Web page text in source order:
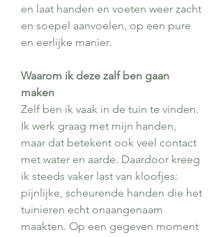
en laat handen en voeten weer zacht
en soepel aanvoelen, op een pure
en eerlijke manier.
Waarom ik deze zalf ben gaan
maken
Zelf ben ik vaak in de tuin te vinden.
Ik werk graag met mijn handen,
maar dat betekent ook veel contact
met water en aarde. Daardoor kreeg
ik steeds vaker last van kloofjes:
pijnlijke, scheurende handen die het
tuinieren echt onaangenaam
maakten. Op een gegeven moment